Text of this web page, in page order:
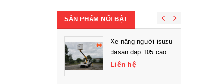
SẢN PHẨM NỔI BẬT
Xe nâng người isuzu
dasan dap 105 cao
làm việc 10.5m
Liên hệ